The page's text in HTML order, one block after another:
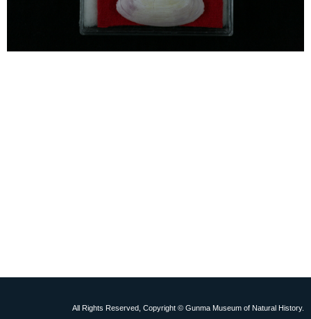
All Rights Reserved, Copyright © Gunma Museum of Natural History.